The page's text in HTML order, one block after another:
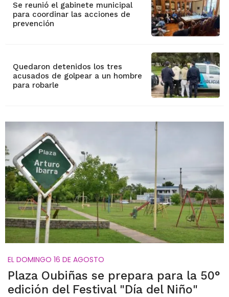
Se reunió el gabinete municipal
para coordinar las acciones de
prevención
Quedaron detenidos los tres
acusados de golpear a un hombre
para robarle
EL DOMINGO 16 DE AGOSTO
Plaza Oubiñas se prepara para la 50°
edición del Festival "Día del Niño"